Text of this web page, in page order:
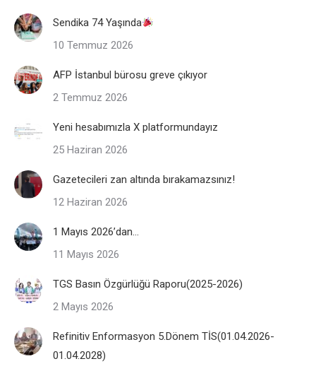
Sendika 74 Yaşında
10 Temmuz 2026
AFP İstanbul bürosu greve çıkıyor
2 Temmuz 2026
Yeni hesabımızla X platformundayız
25 Haziran 2026
Gazetecileri zan altında bırakamazsınız!
12 Haziran 2026
1 Mayıs 2026’dan…
11 Mayıs 2026
TGS Basın Özgürlüğü Raporu(2025-2026)
2 Mayıs 2026
Refinitiv Enformasyon 5.Dönem TİS(01.04.2026-
01.04.2028)